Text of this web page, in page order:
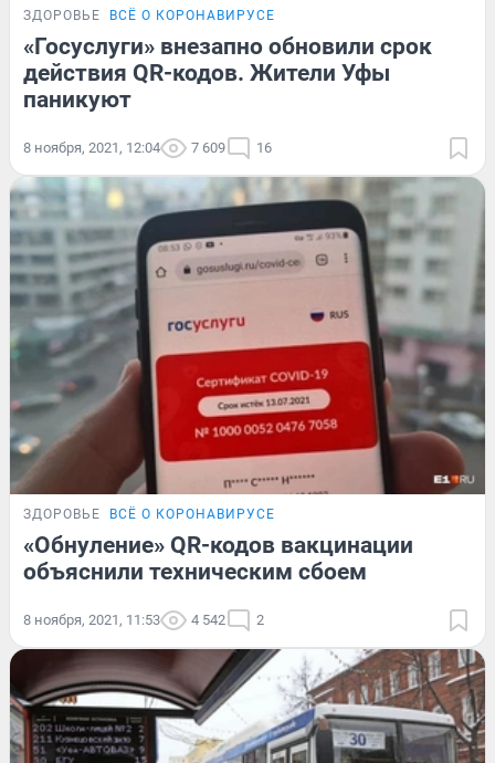
ЗДОРОВЬЕ ВСЁ О КОРОНАВИРУСЕ
«Госуслуги» внезапно обновили срок
действия QR-кодов. Жители Уфы
паникуют
8 ноября, 2021, 12:04 7 609 16
ЗДОРОВЬЕ ВСЁ О КОРОНАВИРУСЕ
«Обнуление» QR-кодов вакцинации
объяснили техническим сбоем
8 ноября, 2021, 11:53 4 542 2